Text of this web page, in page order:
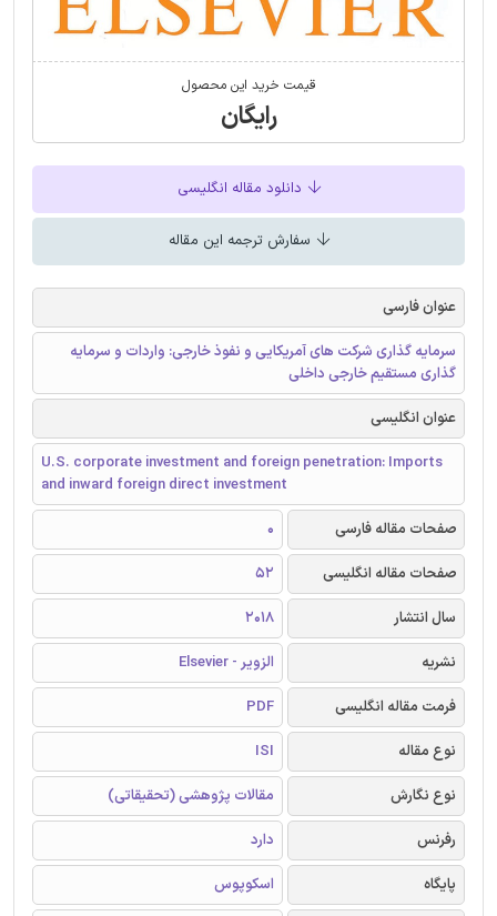
قیمت خرید این محصول
رایگان
دانلود مقاله انگلیسی
سفارش ترجمه این مقاله
عنوان فارسی
سرمایه گذاری شرکت های آمریکایی و نفوذ خارجی: واردات و سرمایه
گذاری مستقیم خارجی داخلی
عنوان انگلیسی
U.S. corporate investment and foreign penetration: Imports
and inward foreign direct investment
صفحات مقاله فارسی
0
صفحات مقاله انگلیسی
52
سال انتشار
2018
نشریه
الزویر - Elsevier
فرمت مقاله انگلیسی
PDF
نوع مقاله
ISI
نوع نگارش
مقالات پژوهشی (تحقیقاتی)
رفرنس
دارد
پایگاه
اسکوپوس